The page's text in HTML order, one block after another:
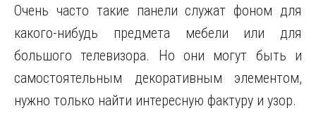
Очень часто такие панели служат фоном для
какого-нибудь предмета мебели или для
большого телевизора. Но они могут быть и
самостоятельным декоративным элементом,
нужно только найти интересную фактуру и узор.